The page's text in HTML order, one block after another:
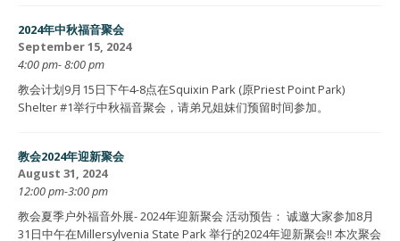
2024年中秋福音聚会
September 15, 2024
4:00 pm- 8:00 pm
教会计划9月15日下午4-8点在Squixin Park (原Priest Point Park)
Shelter #1举行中秋福音聚会，请弟兄姐妹们预留时间参加。
教会2024年迎新聚会
August 31, 2024
12:00 pm-3:00 pm
教会夏季户外福音外展- 2024年迎新聚会 活动预告： 诚邀大家参加8月
31日中午在Millersylvenia State Park 举行的2024年迎新聚会!! 本次聚会